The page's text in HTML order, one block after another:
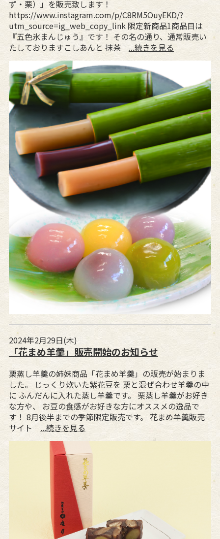
ず・栗）」を販売致します！
https://www.instagram.com/p/C8RM5OuyEKD/?
utm_source=ig_web_copy_link 限定新商品1商品目は
『五色氷まんじゅう』です！ その名の通り、通常販売い
たしておりますこしあんと 抹茶 ...続きを見る
2024年2月29日(木)
「花まめ羊羹」販売開始のお知らせ
栗蒸し羊羹の姉妹商品「花まめ羊羹」の販売が始まりま
した。 じっくり炊いた紫花豆を 栗と混ぜ合わせ羊羹の中
に ふんだんに入れた蒸し羊羹です。 栗蒸し羊羹がお好き
な方や、 お豆の食感がお好きな方にオススメの逸品で
す！ 8月後半までの季節限定販売です。 花まめ羊羹販売
サイト ...続きを見る